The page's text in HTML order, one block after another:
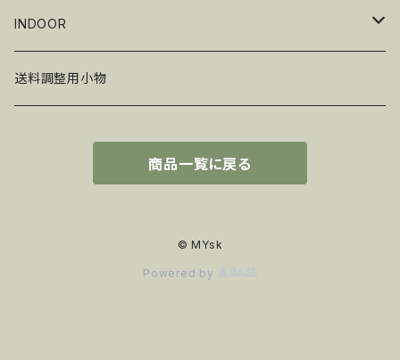
Renegade Outdoor
ワーム
INDOOR
ゲームアクセサリー
送料調整用小物
商品一覧に戻る
© MYsk
Powered by